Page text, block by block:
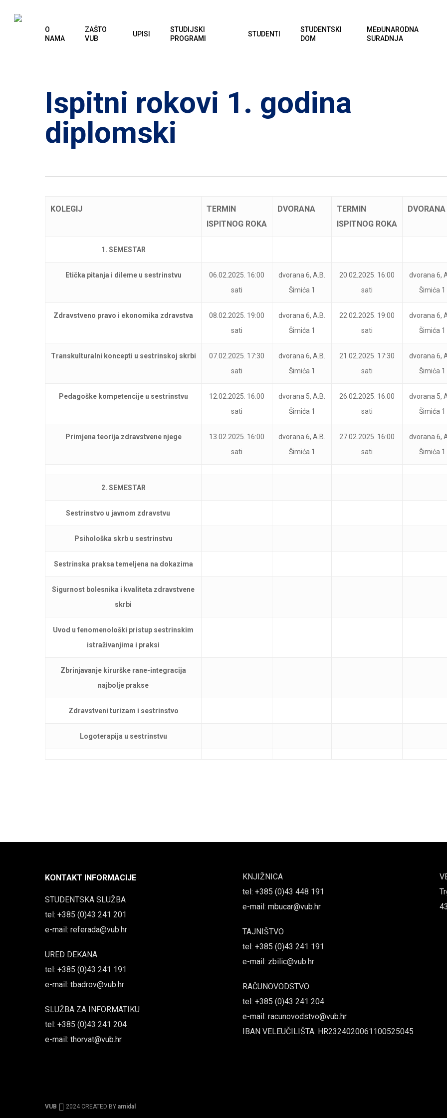
O
NAMA
ZAŠTO
VUB
UPISI
STUDIJSKI
PROGRAMI
STUDENTI
STUDENTSKI
DOM
MEĐUNARODNA
SURADNJA
Ispitni rokovi 1. godina
diplomski
KOLEGIJ
TERMIN
ISPITNOG ROKA
DVORANA
TERMIN
ISPITNOG ROKA
DVORANA
1. SEMESTAR
Etička pitanja i dileme u sestrinstvu
06.02.2025. 16:00
sati
dvorana 6, A.B.
Šimića 1
20.02.2025. 16:00
sati
dvorana 6,
Šimića 1
Zdravstveno pravo i ekonomika zdravstva
08.02.2025. 19:00
sati
dvorana 6, A.B.
Šimića 1
22.02.2025. 19:00
sati
dvorana 6,
Šimića 1
Transkulturalni koncepti u sestrinskoj skrbi
07.02.2025. 17:30
sati
dvorana 6, A.B.
Šimića 1
21.02.2025. 17:30
sati
dvorana 6,
Šimića 1
Pedagoške kompetencije u sestrinstvu
12.02.2025. 16:00
sati
dvorana 5, A.B.
Šimića 1
26.02.2025. 16:00
sati
dvorana 5,
Šimića 1
Primjena teorija zdravstvene njege
13.02.2025. 16:00
sati
dvorana 6, A.B.
Šimića 1
27.02.2025. 16:00
sati
dvorana 6,
Šimića 1
2. SEMESTAR
Sestrinstvo u javnom zdravstvu
Psihološka skrb u sestrinstvu
Sestrinska praksa temeljena na dokazima
Sigurnost bolesnika i kvaliteta zdravstvene
skrbi
Uvod u fenomenološki pristup sestrinskim
istraživanjima i praksi
Zbrinjavanje kirurške rane-integracija
najbolje prakse
Zdravstveni turizam i sestrinstvo
Logoterapija u sestrinstvu
KONTAKT INFORMACIJE
STUDENTSKA SLUŽBA
tel: +385 (0)43 241 201
e-mail: referada@vub.hr
URED DEKANA
tel: +385 (0)43 241 191
e-mail: tbadrov@vub.hr
SLUŽBA ZA INFORMATIKU
tel: +385 (0)43 241 204
e-mail: thorvat@vub.hr
KNJIŽNICA
tel: +385 (0)43 448 191
e-mail: mbucar@vub.hr
TAJNIŠTVO
tel: +385 (0)43 241 191
e-mail: zbilic@vub.hr
RAČUNOVODSTVO
tel: +385 (0)43 241 204
e-mail: racunovodstvo@vub.hr
IBAN VELEUČILIŠTA: HR2324020061100525045
VUB 2024 CREATED BY amidal